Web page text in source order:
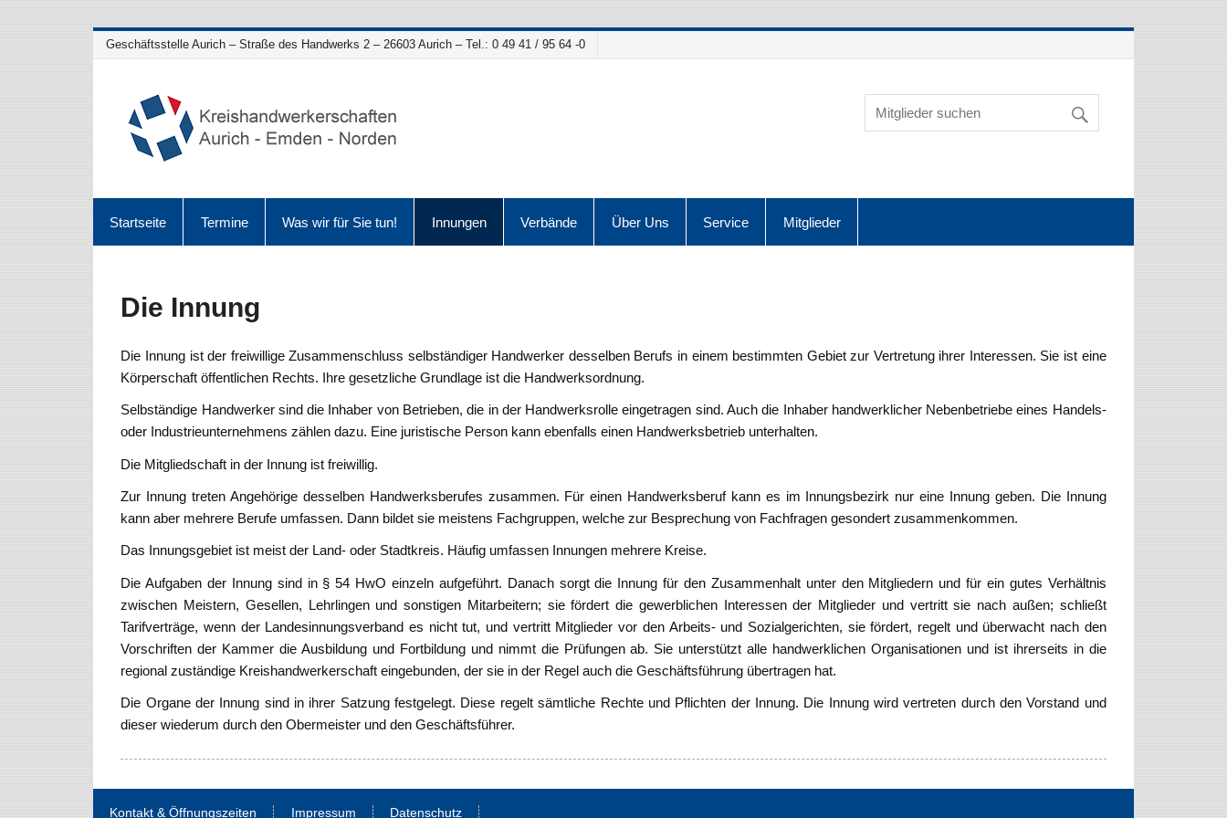
Geschäftsstelle Aurich – Straße des Handwerks 2 – 26603 Aurich – Tel.: 0 49 41 / 95 64 -0
Startseite Termine Was wir für Sie tun! Innungen Verbände Über Uns Service Mitglieder
Die Innung
Die Innung ist der freiwillige Zusammenschluss selbständiger Handwerker desselben Berufs in einem bestimmten Gebiet zur Vertretung ihrer Interessen. Sie ist eine
Körperschaft öffentlichen Rechts. Ihre gesetzliche Grundlage ist die Handwerksordnung.
Selbständige Handwerker sind die Inhaber von Betrieben, die in der Handwerksrolle eingetragen sind. Auch die Inhaber handwerklicher Nebenbetriebe eines Handels-
oder Industrieunternehmens zählen dazu. Eine juristische Person kann ebenfalls einen Handwerksbetrieb unterhalten.
Die Mitgliedschaft in der Innung ist freiwillig.
Zur Innung treten Angehörige desselben Handwerksberufes zusammen. Für einen Handwerksberuf kann es im Innungsbezirk nur eine Innung geben. Die Innung
kann aber mehrere Berufe umfassen. Dann bildet sie meistens Fachgruppen, welche zur Besprechung von Fachfragen gesondert zusammenkommen.
Das Innungsgebiet ist meist der Land- oder Stadtkreis. Häufig umfassen Innungen mehrere Kreise.
Die Aufgaben der Innung sind in § 54 HwO einzeln aufgeführt. Danach sorgt die Innung für den Zusammenhalt unter den Mitgliedern und für ein gutes Verhältnis
zwischen Meistern, Gesellen, Lehrlingen und sonstigen Mitarbeitern; sie fördert die gewerblichen Interessen der Mitglieder und vertritt sie nach außen; schließt
Tarifverträge, wenn der Landesinnungsverband es nicht tut, und vertritt Mitglieder vor den Arbeits- und Sozialgerichten, sie fördert, regelt und überwacht nach den
Vorschriften der Kammer die Ausbildung und Fortbildung und nimmt die Prüfungen ab. Sie unterstützt alle handwerklichen Organisationen und ist ihrerseits in die
regional zuständige Kreishandwerkerschaft eingebunden, der sie in der Regel auch die Geschäftsführung übertragen hat.
Die Organe der Innung sind in ihrer Satzung festgelegt. Diese regelt sämtliche Rechte und Pflichten der Innung. Die Innung wird vertreten durch den Vorstand und
dieser wiederum durch den Obermeister und den Geschäftsführer.
Kontakt & Öffnungszeiten Impressum Datenschutz